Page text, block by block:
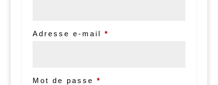
Adresse e-mail *
Mot de passe *